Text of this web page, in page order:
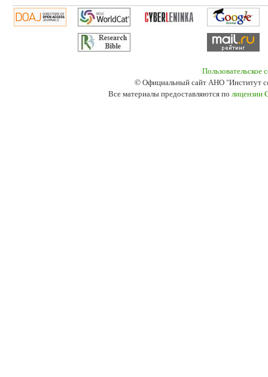
Пользовательское
© Официальный сайт АНО "Институт
Все материалы предоставляются по лицензии